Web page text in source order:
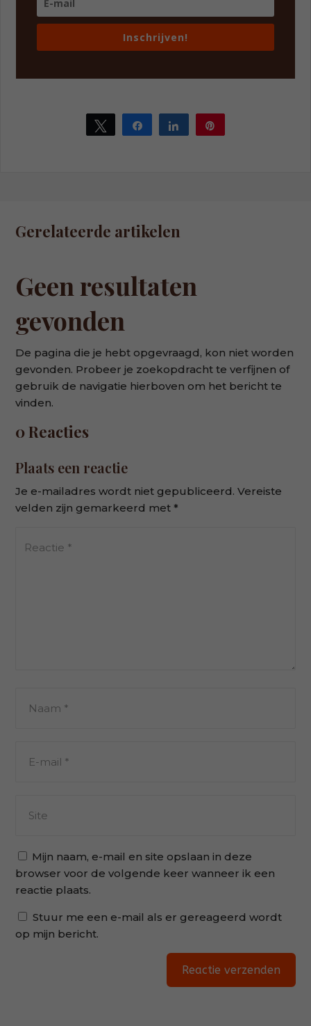
Inschrijven!
Tweet Share Share
Gerelateerde artikelen
Geen resultaten
gevonden
De pagina die je hebt opgevraagd, kon niet worden
gevonden. Probeer je zoekopdracht te verfijnen of
gebruik de navigatie hierboven om het bericht te
vinden.
0 Reacties
Plaats een reactie
Je e-mailadres wordt niet gepubliceerd. Vereiste
velden zijn gemarkeerd met*
Mijn naam, e-mail en site opslaan in deze
browser voor de volgende keer wanneer ik een
reactie plaats.
Stuur me een e-mail als er gereageerd wordt
op mijn bericht.
Reactie verzenden